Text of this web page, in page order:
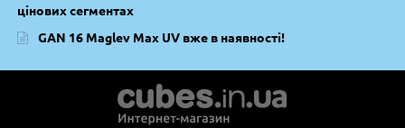
цінових сегментах
GAN 16 Maglev Max UV вже в наявності!